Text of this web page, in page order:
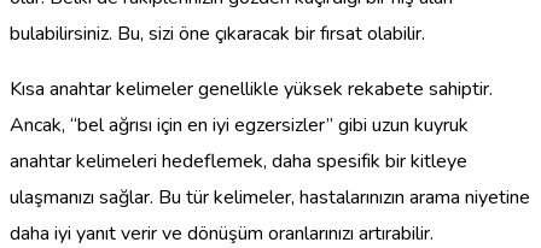
bulabilirsiniz. Bu, sizi öne çıkaracak bir fırsat olabilir.
Kısa anahtar kelimeler genellikle yüksek rekabete sahiptir.
Ancak, “bel ağrısı için en iyi egzersizler” gibi uzun kuyruk
anahtar kelimeleri hedeflemek, daha spesifik bir kitleye
ulaşmanızı sağlar. Bu tür kelimeler, hastalarınızın arama niyetine
daha iyi yanıt verir ve dönüşüm oranlarınızı artırabilir.